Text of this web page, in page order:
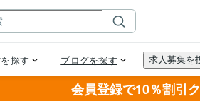
会員登録で10％割引